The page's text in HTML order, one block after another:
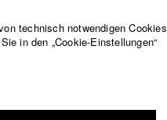
technisch notwendigen Cookies
in den „Cookie-Einstellungen“